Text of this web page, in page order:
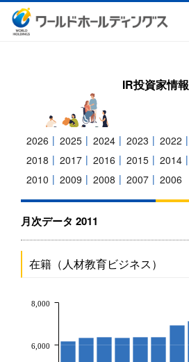
IR投資家情報
2026 2025 2024 2023 2022
2018
2017 2016 2015 2014
2010
2009 2008 2007 2006
月次データ 2011
在籍（人材教育ビジネス）
6,000
8,000